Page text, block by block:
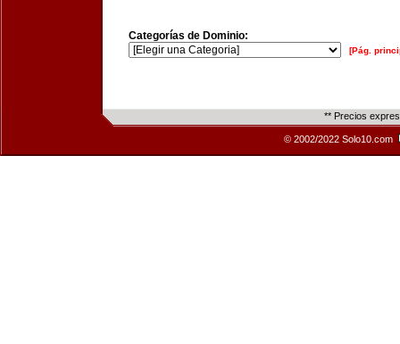
Categorías de Dominio:
[Pág.
** Precios
© 2002/2022 Solo10.com